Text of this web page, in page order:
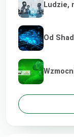
Ludzie,
Od